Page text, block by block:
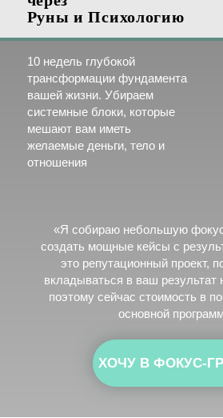
мешают вам иметь
желаемые деньги, тело и
«Я собираю небольшую фокус-группу, чтобы
создать мощные кейсы с результатами. Для меня
это репутационный проект, поэтому я буду
вкладываться в ваш результат на 200%. Именно
поэтому сейчас стоимость в почти 4 раза ниже
КТО Я?